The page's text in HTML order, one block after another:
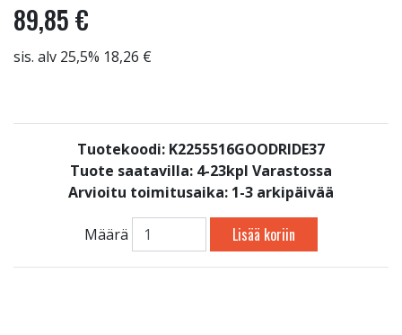
89,85 €
sis. alv 25,5% 18,26 €
Tuotekoodi: K2255516GOODRIDE37
Tuote saatavilla: 4-23kpl Varastossa
Arvioitu toimitusaika: 1-3 arkipäivää
Määrä Lisää koriin